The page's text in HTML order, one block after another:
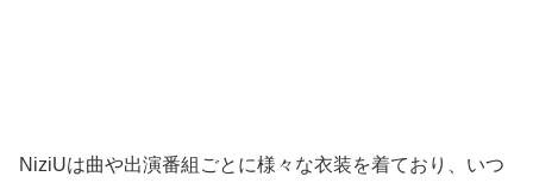
NiziUは曲や出演番組ごとに様々な衣装を着ており、いつ